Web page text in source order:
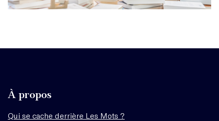
À propos
Qui se cache derrière Les Mots ?